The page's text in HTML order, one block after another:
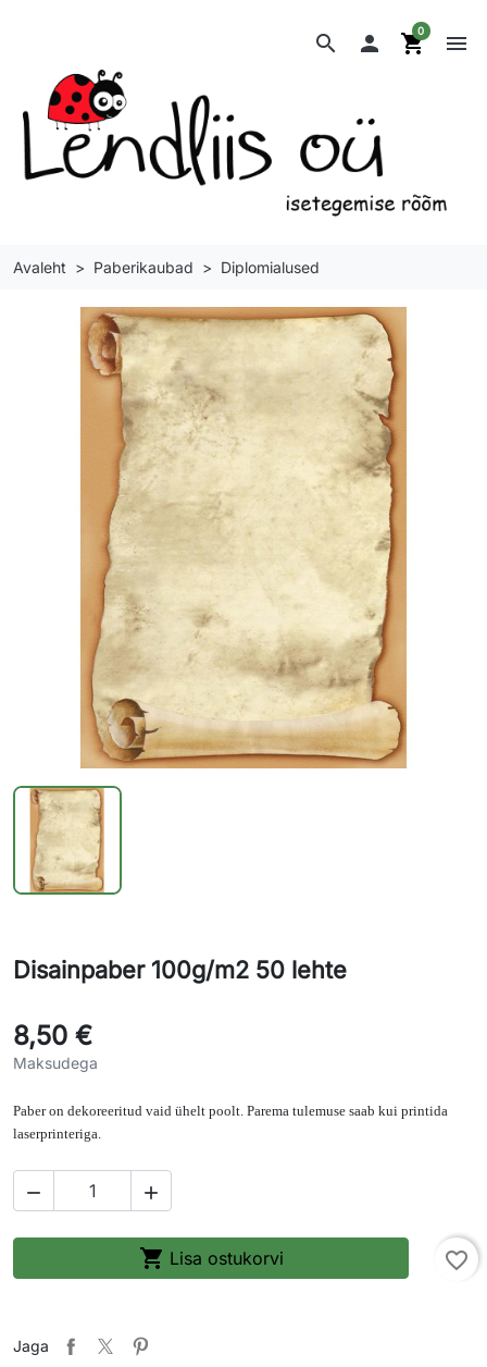
search  shopping_cart
0 menu
Avaleht Paberikaubad Diplomialused
Disainpaber 100g/m2 50 lehte
8,50 €
Maksudega
Paber on dekoreeritud vaid ühelt poolt. Parema tulemuse saab kui printida
laserprinteriga.
 
 Lisa ostukorvi favorite_border
Jaga